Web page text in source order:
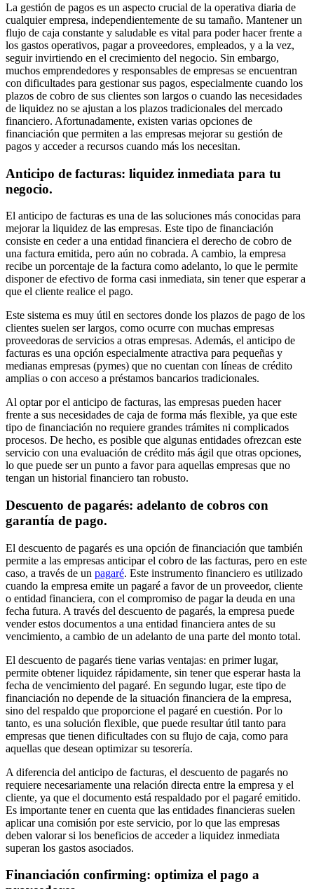
La gestión de pagos es un aspecto crucial de la operativa diaria de
cualquier empresa, independientemente de su tamaño. Mantener un
flujo de caja constante y saludable es vital para poder hacer frente a
los gastos operativos, pagar a proveedores, empleados, y a la vez,
seguir invirtiendo en el crecimiento del negocio. Sin embargo,
muchos emprendedores y responsables de empresas se encuentran
con dificultades para gestionar sus pagos, especialmente cuando los
plazos de cobro de sus clientes son largos o cuando las necesidades
de liquidez no se ajustan a los plazos tradicionales del mercado
financiero. Afortunadamente, existen varias opciones de
financiación que permiten a las empresas mejorar su gestión de
pagos y acceder a recursos cuando más los necesitan.
Anticipo de facturas: liquidez inmediata para tu
negocio.
El anticipo de facturas es una de las soluciones más conocidas para
mejorar la liquidez de las empresas. Este tipo de financiación
consiste en ceder a una entidad financiera el derecho de cobro de
una factura emitida, pero aún no cobrada. A cambio, la empresa
recibe un porcentaje de la factura como adelanto, lo que le permite
disponer de efectivo de forma casi inmediata, sin tener que esperar a
que el cliente realice el pago.
Este sistema es muy útil en sectores donde los plazos de pago de los
clientes suelen ser largos, como ocurre con muchas empresas
proveedoras de servicios a otras empresas. Además, el anticipo de
facturas es una opción especialmente atractiva para pequeñas y
medianas empresas (pymes) que no cuentan con líneas de crédito
amplias o con acceso a préstamos bancarios tradicionales.
Al optar por el anticipo de facturas, las empresas pueden hacer
frente a sus necesidades de caja de forma más flexible, ya que este
tipo de financiación no requiere grandes trámites ni complicados
procesos. De hecho, es posible que algunas entidades ofrezcan este
servicio con una evaluación de crédito más ágil que otras opciones,
lo que puede ser un punto a favor para aquellas empresas que no
tengan un historial financiero tan robusto.
Descuento de pagarés: adelanto de cobros con
garantía de pago.
El descuento de pagarés es una opción de financiación que también
permite a las empresas anticipar el cobro de las facturas, pero en este
caso, a través de un pagaré. Este instrumento financiero es utilizado
cuando la empresa emite un pagaré a favor de un proveedor, cliente
o entidad financiera, con el compromiso de pagar la deuda en una
fecha futura. A través del descuento de pagarés, la empresa puede
vender estos documentos a una entidad financiera antes de su
vencimiento, a cambio de un adelanto de una parte del monto total.
El descuento de pagarés tiene varias ventajas: en primer lugar,
permite obtener liquidez rápidamente, sin tener que esperar hasta la
fecha de vencimiento del pagaré. En segundo lugar, este tipo de
financiación no depende de la situación financiera de la empresa,
sino del respaldo que proporcione el pagaré en cuestión. Por lo
tanto, es una solución flexible, que puede resultar útil tanto para
empresas que tienen dificultades con su flujo de caja, como para
aquellas que desean optimizar su tesorería.
A diferencia del anticipo de facturas, el descuento de pagarés no
requiere necesariamente una relación directa entre la empresa y el
cliente, ya que el documento está respaldado por el pagaré emitido.
Es importante tener en cuenta que las entidades financieras suelen
aplicar una comisión por este servicio, por lo que las empresas
deben valorar si los beneficios de acceder a liquidez inmediata
superan los gastos asociados.
Financiación confirming: optimiza el pago a